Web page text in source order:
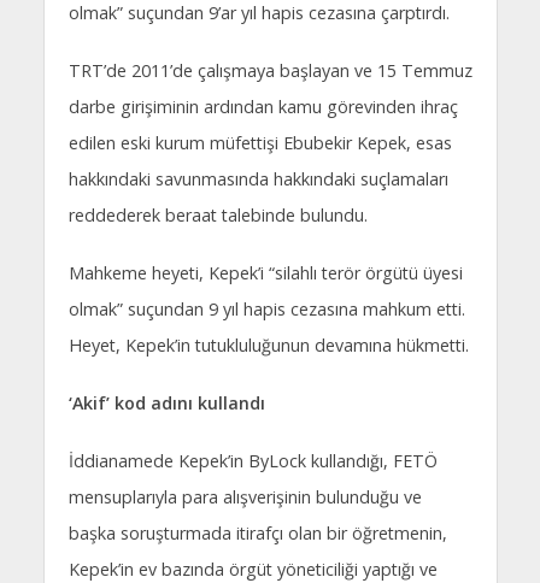
olmak” suçundan 9’ar yıl hapis cezasına çarptırdı.
TRT’de 2011’de çalışmaya başlayan ve 15 Temmuz
darbe girişiminin ardından kamu görevinden ihraç
edilen eski kurum müfettişi Ebubekir Kepek, esas
hakkındaki savunmasında hakkındaki suçlamaları
reddederek beraat talebinde bulundu.
Mahkeme heyeti, Kepek’i “silahlı terör örgütü üyesi
olmak” suçundan 9 yıl hapis cezasına mahkum etti.
Heyet, Kepek’in tutukluluğunun devamına hükmetti.
‘Akif’ kod adını kullandı
İddianamede Kepek’in ByLock kullandığı, FETÖ
mensuplarıyla para alışverişinin bulunduğu ve
başka soruşturmada itirafçı olan bir öğretmenin,
Kepek’in ev bazında örgüt yöneticiliği yaptığı ve